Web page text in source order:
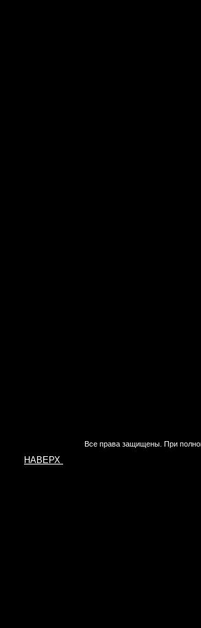
Все права защищены. При
НАВЕРХ